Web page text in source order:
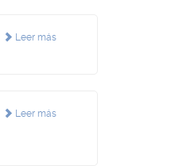
Leer más
Leer más